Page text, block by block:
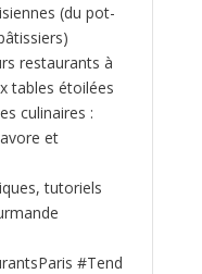
(du pot-
restaurants à
tables étoilées
culinaires :
et
tutoriels
#Tend